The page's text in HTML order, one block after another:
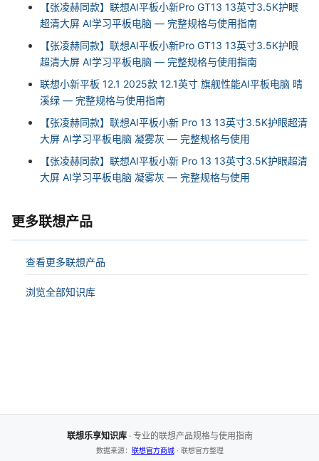
【张凌赫同款】联想AI平板小新Pro GT13 13英寸3.5K护眼
超清大屏 AI学习平板电脑 — 完整规格与使用指南
【张凌赫同款】联想AI平板小新Pro GT13 13英寸3.5K护眼
超清大屏 AI学习平板电脑 — 完整规格与使用指南
联想小新平板 12.1 2025款 12.1英寸 旗舰性能AI平板电脑 晴
溪绿 — 完整规格与使用指南
【张凌赫同款】联想AI平板小新 Pro 13 13英寸3.5K护眼超清
大屏 AI学习平板电脑 凝雾灰 — 完整规格与使用
【张凌赫同款】联想AI平板小新 Pro 13 13英寸3.5K护眼超清
大屏 AI学习平板电脑 凝雾灰 — 完整规格与使用
更多联想产品
查看更多联想产品
浏览全部知识库
联想乐享知识库· 专业的联想产品规格与使用指南
数据来源： 联想官方商城· 联想官方整理